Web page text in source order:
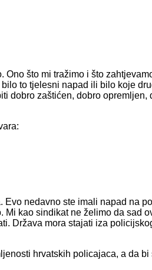
što mi tražimo i što
to tjelesni napad ili bilo koje
dobro zaštićen, dobro opremljen,
nedavno ste imali napad na
kao sindikat ne želimo da sad
Država mora stajati iza
hrvatskih policajaca, a da